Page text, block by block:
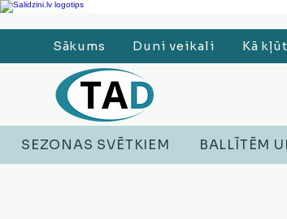
Ledusskapji, Sadzīves tehnika, Smaržas, Operatīvā
Sākums Duni veikali Kā
SEZONAS SVĒTKIEM BALLĪTĒM